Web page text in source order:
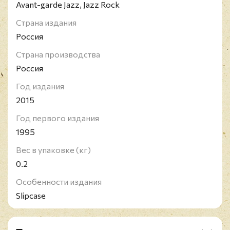
песенной формы, суть музыки Вежливого отказа".
отметив свой 30-летний юбилей.
Avant-garde Jazz, Jazz Rock
Страна издания
Россия
Страна производства
Россия
Год издания
2015
Год первого издания
1995
Вес в упаковке (кг)
0.2
Особенности издания
Slipcase